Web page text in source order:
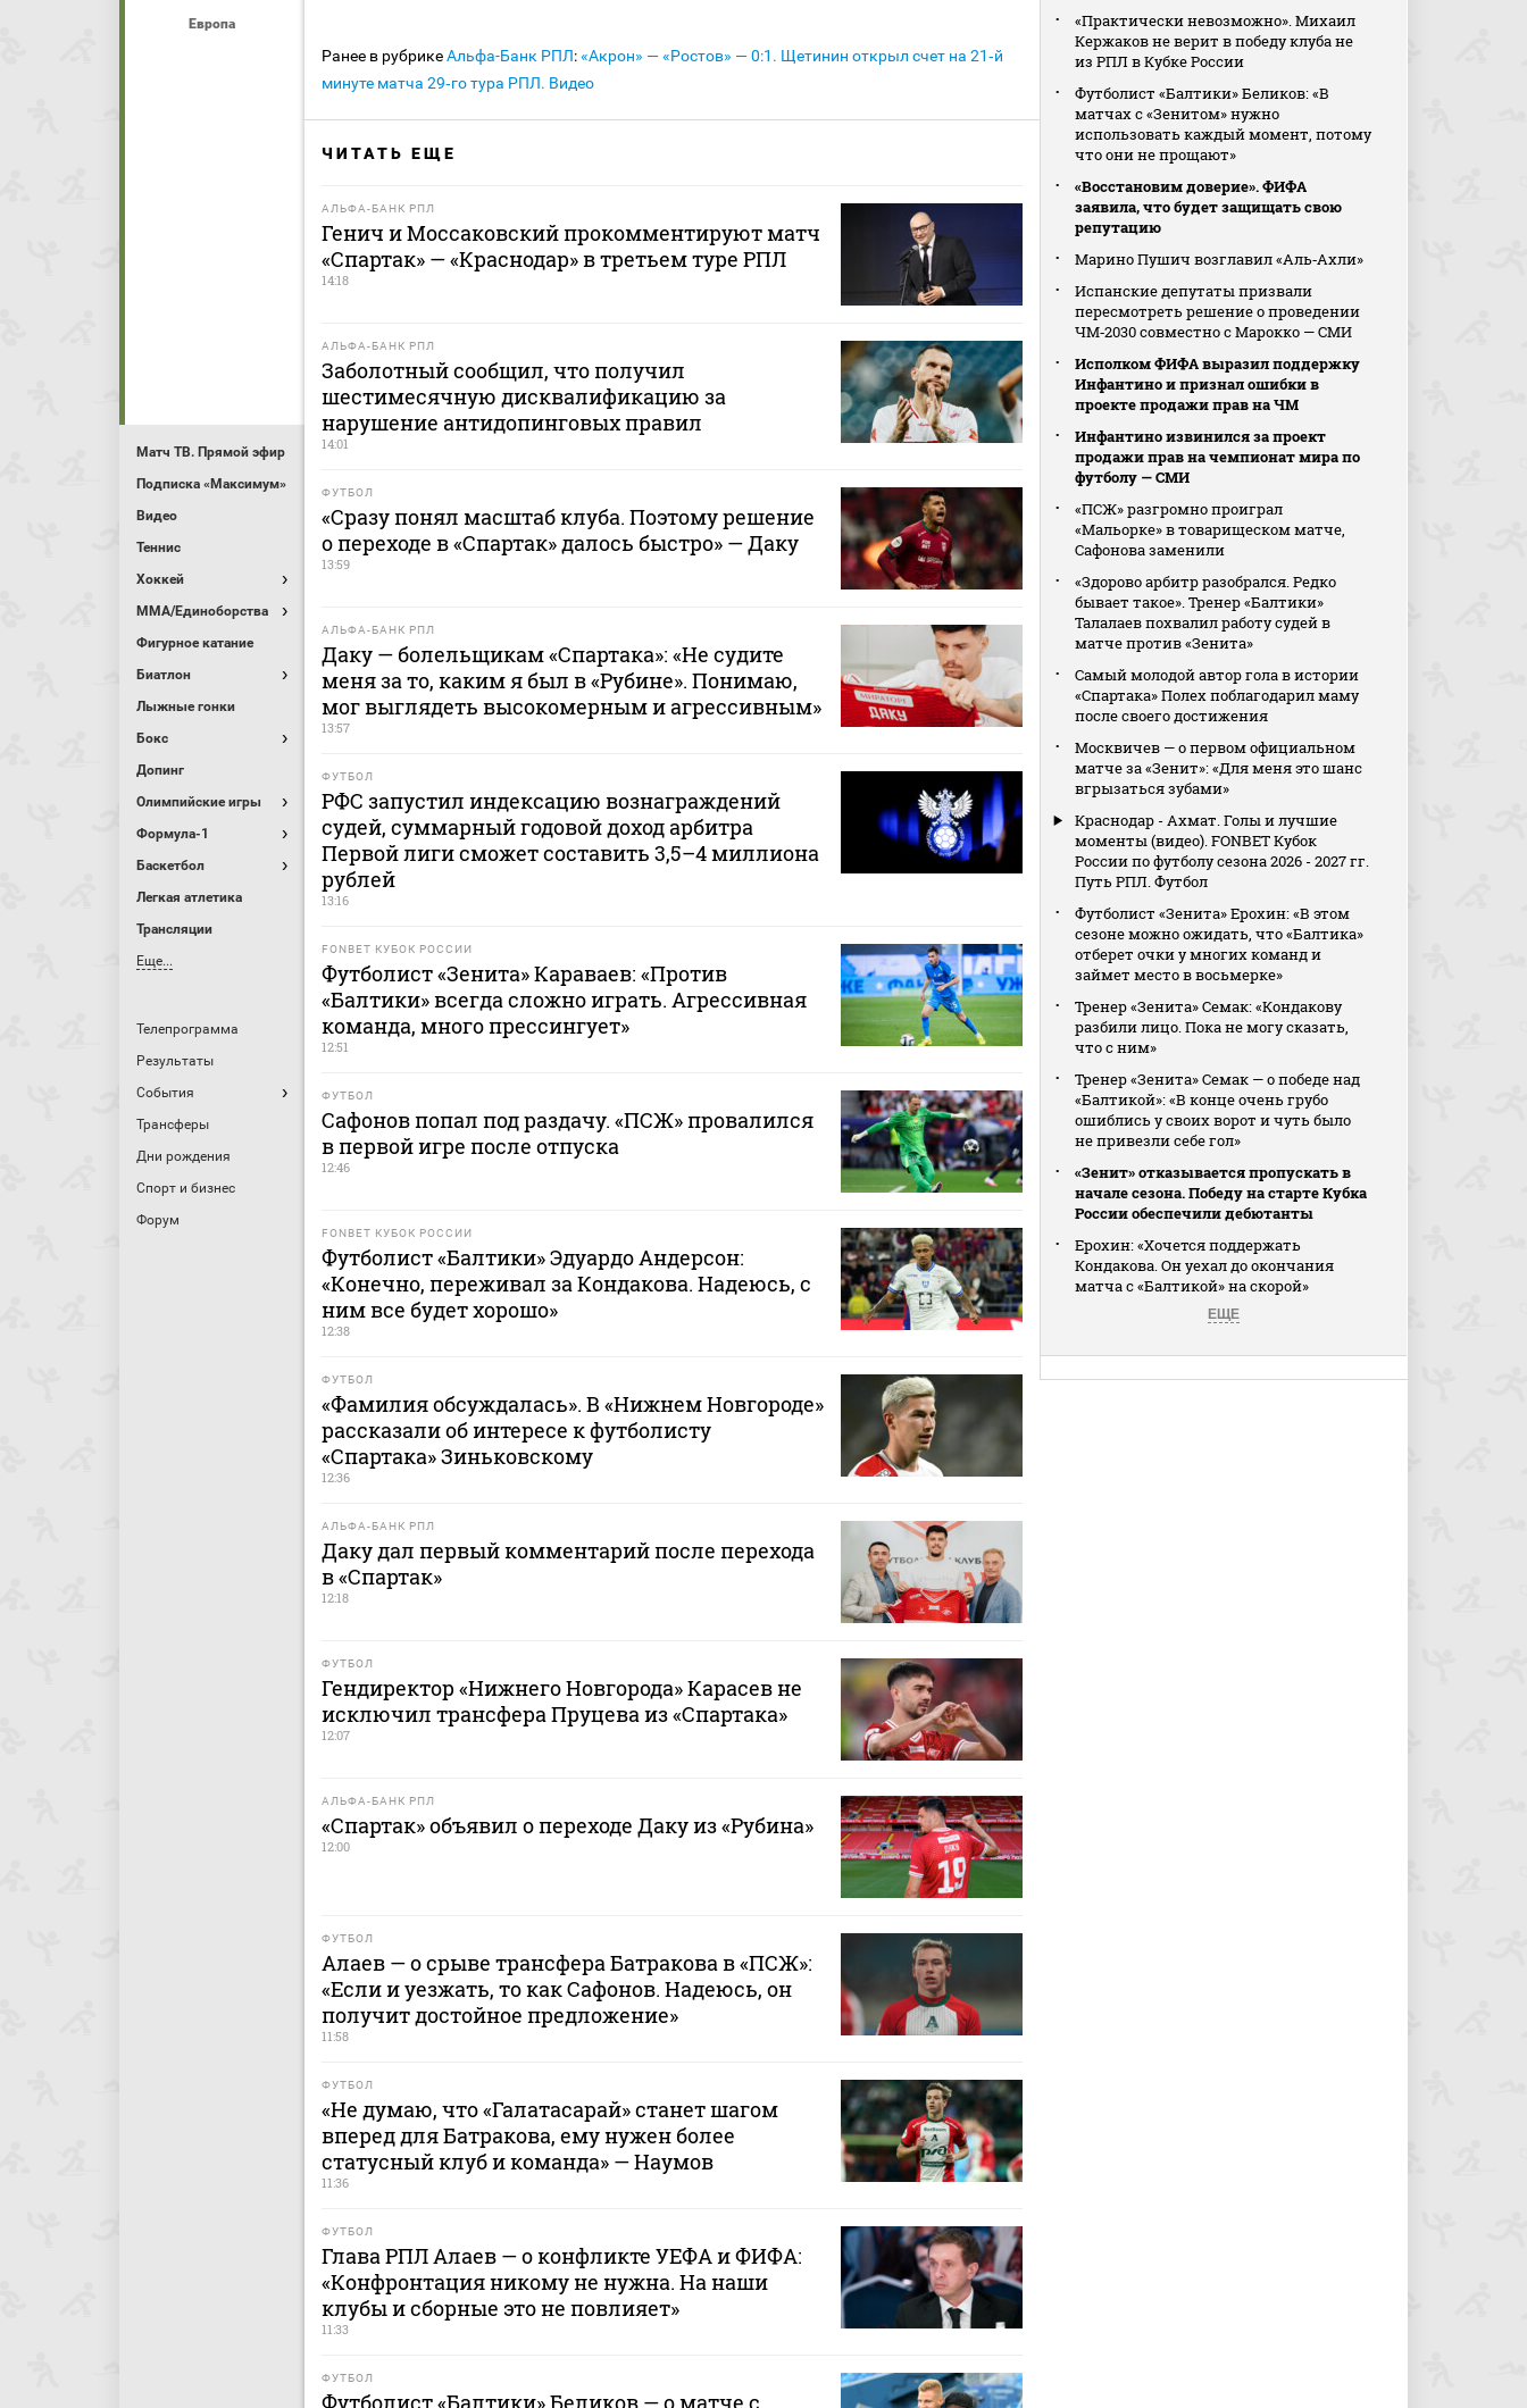
Европа
Матч ТВ. Прямой эфир
Подписка «Максимум»
Видео
Теннис
Хоккей
MMA/Единоборства
Фигурное катание
Биатлон
Лыжные гонки
Бокс
Допинг
Олимпийские игры
Формула-1
Баскетбол
Легкая атлетика
Трансляции
Еще...
Телепрограмма
Результаты
События
Трансферы
Дни рождения
Спорт и бизнес
Форум
Ранее в рубрикеАльфа-Банк РПЛ:«Акрон» — «Ростов» — 0:1. Щетинин открыл счет на 21‑й
минуте матча 29‑го тура РПЛ. Видео
ЧИТАТЬ ЕЩЕ
АЛЬФА-БАНК РПЛ
Генич и Моссаковский прокомментируют матч
«Спартак» — «Краснодар» в третьем туре РПЛ
14:18
АЛЬФА-БАНК РПЛ
Заболотный сообщил, что получил
шестимесячную дисквалификацию за
нарушение антидопинговых правил
14:01
ФУТБОЛ
«Сразу понял масштаб клуба. Поэтому решение
о переходе в «Спартак» далось быстро» — Даку
13:59
АЛЬФА-БАНК РПЛ
Даку — болельщикам «Спартака»: «Не судите
меня за то, каким я был в «Рубине». Понимаю,
мог выглядеть высокомерным и агрессивным»
13:57
ФУТБОЛ
РФС запустил индексацию вознаграждений
судей, суммарный годовой доход арбитра
Первой лиги сможет составить 3,5–4 миллиона
рублей
13:16
FONBET КУБОК РОССИИ
Футболист «Зенита» Караваев: «Против
«Балтики» всегда сложно играть. Агрессивная
команда, много прессингует»
12:51
ФУТБОЛ
Сафонов попал под раздачу. «ПСЖ» провалился
в первой игре после отпуска
12:46
FONBET КУБОК РОССИИ
Футболист «Балтики» Эдуардо Андерсон:
«Конечно, переживал за Кондакова. Надеюсь, с
ним все будет хорошо»
12:38
ФУТБОЛ
«Фамилия обсуждалась». В «Нижнем Новгороде»
рассказали об интересе к футболисту
«Спартака» Зиньковскому
12:36
АЛЬФА-БАНК РПЛ
Даку дал первый комментарий после перехода
в «Спартак»
12:18
ФУТБОЛ
Гендиректор «Нижнего Новгорода» Карасев не
исключил трансфера Пруцева из «Спартака»
12:07
АЛЬФА-БАНК РПЛ
«Спартак» объявил о переходе Даку из «Рубина»
12:00
ФУТБОЛ
Алаев — о срыве трансфера Батракова в «ПСЖ»:
«Если и уезжать, то как Сафонов. Надеюсь, он
получит достойное предложение»
11:58
ФУТБОЛ
«Не думаю, что «Галатасарай» станет шагом
вперед для Батракова, ему нужен более
статусный клуб и команда» — Наумов
11:36
ФУТБОЛ
Глава РПЛ Алаев — о конфликте УЕФА и ФИФА:
«Конфронтация никому не нужна. На наши
клубы и сборные это не повлияет»
11:33
ФУТБОЛ
Футболист «Балтики» Беликов — о матче с
«Практически невозможно». Михаил
Кержаков не верит в победу клуба не
из РПЛ в Кубке России
Футболист «Балтики» Беликов: «В
матчах с «Зенитом» нужно
использовать каждый момент, потому
что они не прощают»
«Восстановим доверие». ФИФА
заявила, что будет защищать свою
репутацию
Марино Пушич возглавил «Аль‑Ахли»
Испанские депутаты призвали
пересмотреть решение о проведении
ЧМ‑2030 совместно с Марокко — СМИ
Исполком ФИФА выразил поддержку
Инфантино и признал ошибки в
проекте продажи прав на ЧМ
Инфантино извинился за проект
продажи прав на чемпионат мира по
футболу — СМИ
«ПСЖ» разгромно проиграл
«Мальорке» в товарищеском матче,
Сафонова заменили
«Здорово арбитр разобрался. Редко
бывает такое». Тренер «Балтики»
Талалаев похвалил работу судей в
матче против «Зенита»
Самый молодой автор гола в истории
«Спартака» Полех поблагодарил маму
после своего достижения
Москвичев — о первом официальном
матче за «Зенит»: «Для меня это шанс
вгрызаться зубами»
Краснодар - Ахмат. Голы и лучшие
моменты (видео). FONBET Кубок
России по футболу сезона 2026 - 2027 гг.
Путь РПЛ. Футбол
Футболист «Зенита» Ерохин: «В этом
сезоне можно ожидать, что «Балтика»
отберет очки у многих команд и
займет место в восьмерке»
Тренер «Зенита» Семак: «Кондакову
разбили лицо. Пока не могу сказать,
что с ним»
Тренер «Зенита» Семак — о победе над
«Балтикой»: «В конце очень грубо
ошиблись у своих ворот и чуть было
не привезли себе гол»
«Зенит» отказывается пропускать в
начале сезона. Победу на старте Кубка
России обеспечили дебютанты
Ерохин: «Хочется поддержать
Кондакова. Он уехал до окончания
матча с «Балтикой» на скорой»
ЕЩЕ